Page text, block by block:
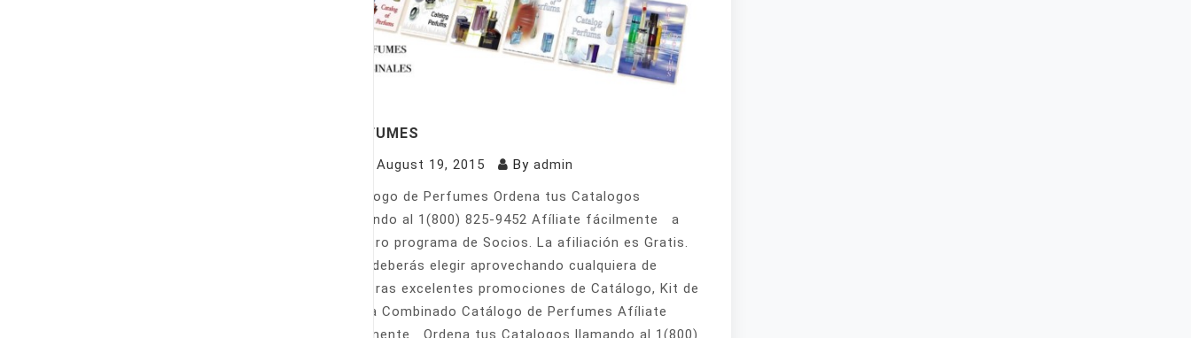
PERFUMES
August 19, 2015 By admin
Catálogo de Perfumes Ordena tus Catalogos
llamando al 1(800) 825-9452 Afíliate fácilmente a
nuestro programa de Socios. La afiliación es Gratis.
Sólo deberás elegir aprovechando cualquiera de
nuestras excelentes promociones de Catálogo, Kit de
Venta Combinado Catálogo de Perfumes Afíliate
fácilmente Ordena tus Catalogos llamando al 1(800)